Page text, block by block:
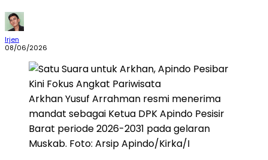
Irjen
08/06/2026
Arkhan Yusuf Arrahman resmi menerima
mandat sebagai Ketua DPK Apindo Pesisir
Barat periode 2026-2031 pada gelaran
Muskab. Foto: Arsip Apindo/Kirka/I